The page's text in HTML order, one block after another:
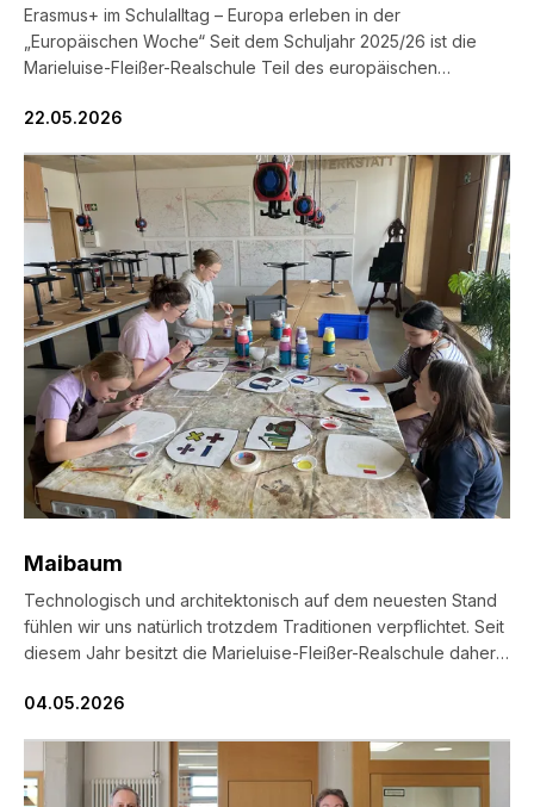
Erasmus+ im Schulalltag – Europa erleben in der
„Europäischen Woche“ Seit dem Schuljahr 2025/26 ist die
Marieluise-Fleißer-Realschule Teil des europäischen
erstmals eigene Erasmus-Projekte durchführen. Ziel der
zu ermöglichen sowie Werte wie Demokratie, Respekt,
Toleranz und Vielfalt in einem gemeinsamen Europa […]
22.05.2026
Maibaum
Technologisch und architektonisch auf dem neuesten Stand
fühlen wir uns natürlich trotzdem Traditionen verpflichtet. Seit
diesem Jahr besitzt die Marieluise-Fleißer-Realschule daher
von unserem Kooperationspartner, der Otto-Steiner-Schule
„Danke“ sagen. Dank gilt auch der Fachschaft Kunst, die
unseren Baum samt […]
04.05.2026